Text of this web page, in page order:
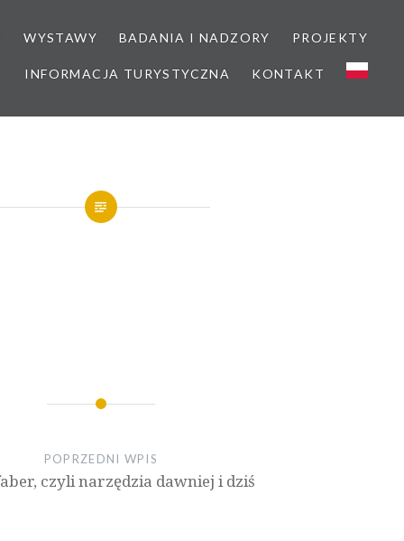
WYSTAWY BADANIA I NADZORY PROJEKTY
INFORMACJA TURYSTYCZNA KONTAKT
POPRZEDNI WPIS
czyli narzędzia dawniej i dziś